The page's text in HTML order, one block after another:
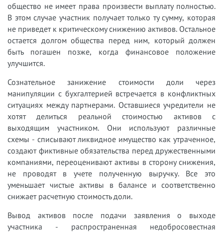
общество не имеет права произвести выплату полностью.
В этом случае участник получает только ту сумму, которая
не приведет к критическому снижению активов. Остальное
остается долгом общества перед ним, который должен
быть погашен позже, когда финансовое положение
улучшится.
Сознательное занижение стоимости доли через
манипуляции с бухгалтерией встречается в конфликтных
ситуациях между партнерами. Оставшиеся учредители не
хотят делиться реальной стоимостью активов с
выходящим участником. Они используют различные
схемы - списывают ликвидное имущество как утраченное,
создают фиктивные обязательства перед дружественными
компаниями, переоценивают активы в сторону снижения,
не проводят в учете полученную выручку. Все это
уменьшает чистые активы в балансе и соответственно
снижает расчетную стоимость доли.
Вывод активов после подачи заявления о выходе
участника - распространенная недобросовестная